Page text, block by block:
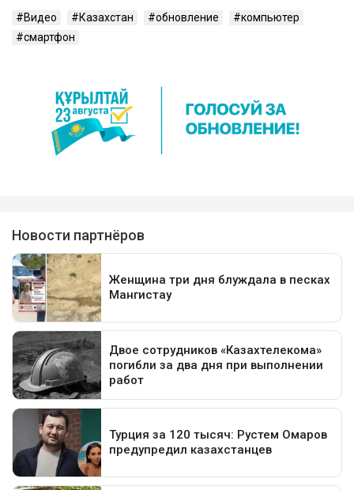
Видео Казахстан обновление
компьютер
смартфон